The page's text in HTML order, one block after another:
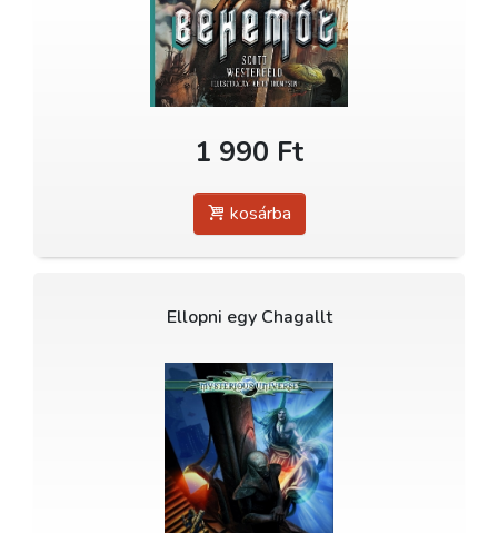
1 990 Ft
kosárba
Ellopni egy Chagallt